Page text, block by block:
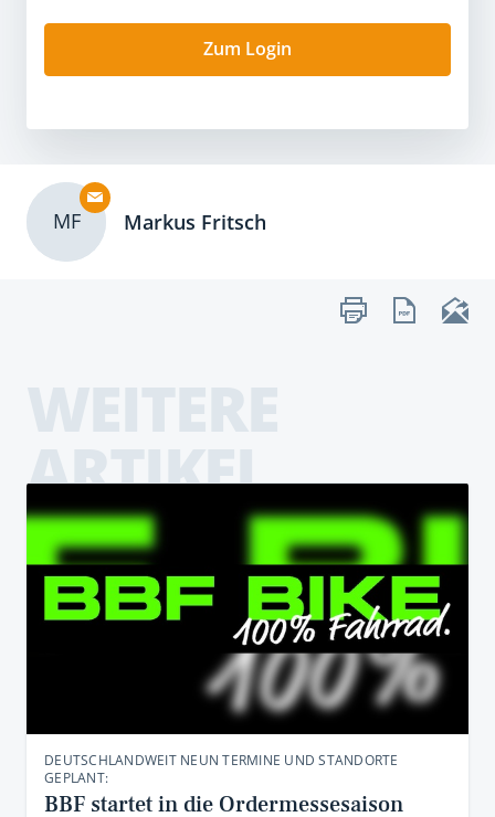
Zum Login
MF Markus Fritsch
ARTIKEL
DEUTSCHLANDWEIT NEUN TERMINE UND STANDORTE
GEPLANT:
BBF startet in die Ordermessesaison